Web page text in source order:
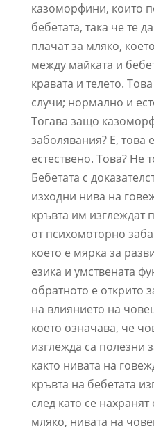
казоморфини, които
бебетата, така че те
плачат за мляко,
между майката и
кравата и телето.
случи; нормално и
Тогава защо
заболявания? Е, това
естествено. Това? Не
Бебетата с
изходни нива на
кръвта им изглеждат
от психомоторно
което е мярка за
езика и умствената
обратното е открито
на влиянието на
което означава, че
изглежда са полезни
както нивата на
кръвта на бебетата
след като се
мляко, нивата на